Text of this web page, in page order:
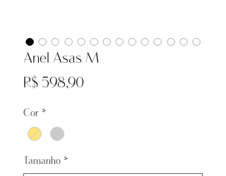
Anel Asas M
R$ 598,90
Cor *
Tamanho *